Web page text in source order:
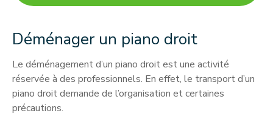
Déménager un piano droit
Le déménagement d’un piano droit est une activité
réservée à des professionnels. En effet, le transport d’un
piano droit demande de l’organisation et certaines
précautions.